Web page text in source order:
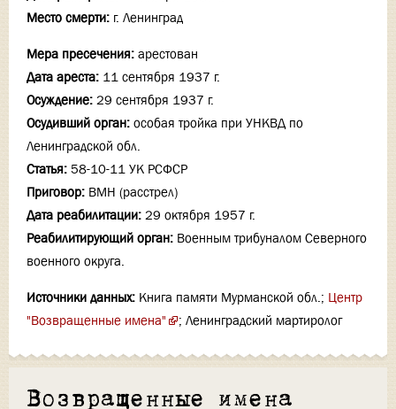
Место смерти: г. Ленинград
Мера пресечения: арестован
Дата ареста: 11 сентября 1937 г.
Осуждение: 29 сентября 1937 г.
Осудивший орган: особая тройка при УНКВД по
Ленинградской обл.
Статья: 58-10-11 УК РСФСР
Приговор: ВМН (расстрел)
Дата реабилитации: 29 октября 1957 г.
Реабилитирующий орган: Военным трибуналом Северного
военного округа.
Источники данных: Книга памяти Мурманской обл.; Центр
"Возвращенные имена"
; Ленинградский мартиролог
Возвращенные имена